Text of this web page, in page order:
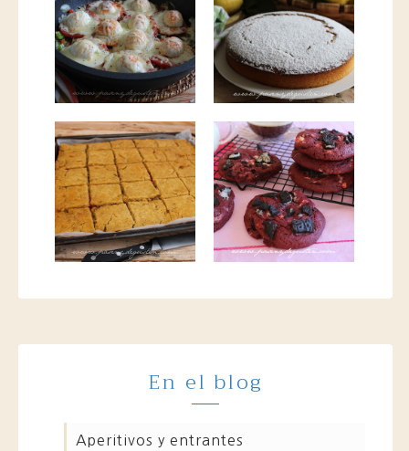
En el blog
aperitivos y entrantes